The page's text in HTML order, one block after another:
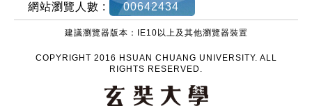
網站瀏覽人數 :
00642434
建議瀏覽器版本：IE10以上及其他瀏覽器裝置
COPYRIGHT 2016 HSUAN CHUANG UNIVERSITY. ALL
RIGHTS RESERVED.